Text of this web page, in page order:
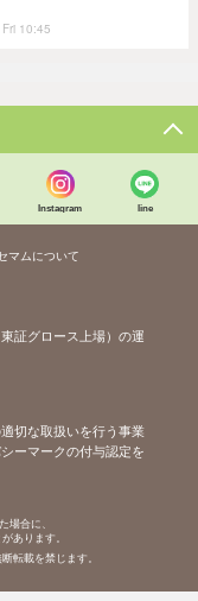
10:45
Instagram line
マムについて
証グロース上場）の運
切な取扱いを行う事業
ーマークの付与認定を
場合に、
あります。
転載を禁じます。